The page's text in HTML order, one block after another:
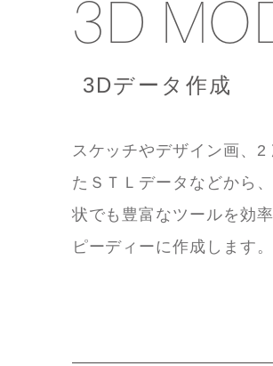
3D
3Dデータ作成
スケッチやデザイン画、
たＳＴＬデータなどから
状でも豊富なツールを効
ピーディーに作成します。